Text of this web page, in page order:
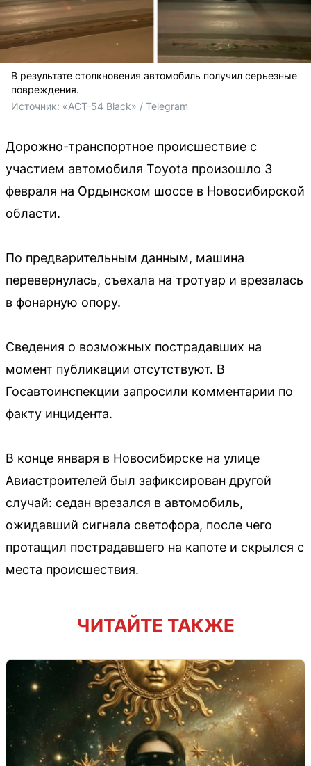
В результате столкновения автомобиль получил серьезные
повреждения.
Источник: «ACT-54 Black» / Telegram
Дорожно-транспортное происшествие с
участием автомобиля Toyota произошло 3
февраля на Ордынском шоссе в Новосибирской
области.
По предварительным данным, машина
перевернулась, съехала на тротуар и врезалась
в фонарную опору.
Сведения о возможных пострадавших на
момент публикации отсутствуют. В
Госавтоинспекции запросили комментарии по
факту инцидента.
В конце января в Новосибирске на улице
Авиастроителей был зафиксирован другой
случай: седан врезался в автомобиль,
ожидавший сигнала светофора, после чего
протащил пострадавшего на капоте и скрылся с
места происшествия.
ЧИТАЙТЕ ТАКЖЕ